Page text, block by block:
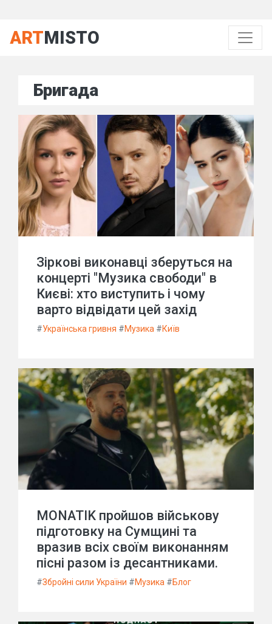
ARTMISTO
Бригада
Зіркові виконавці зберуться на
концерті "Музика свободи" в
Києві: хто виступить і чому
варто відвідати цей захід
#Українська гривня #Музика #Київ
MONATIK пройшов військову
підготовку на Сумщині та
вразив всіх своїм виконанням
пісні разом із десантниками.
#Збройні сили України #Музика #Блог